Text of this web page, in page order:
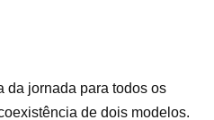
da jornada para todos os
de dois modelos.